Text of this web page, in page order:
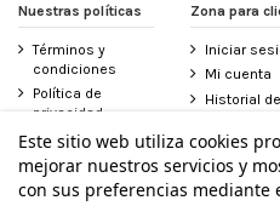
Nuestras políticas
Términos y
condiciones
Política de
privacidad
Aviso legal
Política de
cookies
Zona para
Iniciar
Mi cuenta
Historial de
Contacte
nosotros
Derecho
Este sitio web utiliza cookies
mejorar nuestros servicios y
con sus preferencias mediante